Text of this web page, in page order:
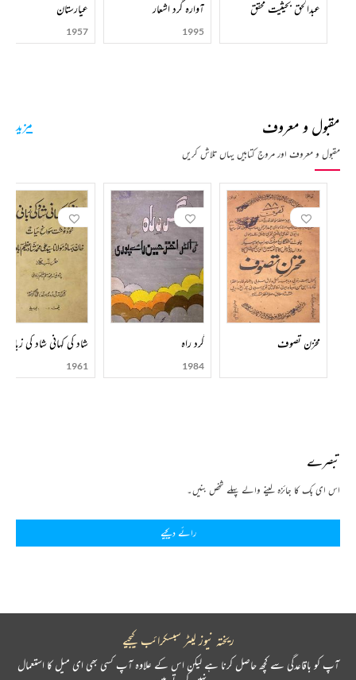
علیحدہ ہوگئے۔
’’آگرہ اخبار‘‘ میں جذبات حسرت کے مصور کے فرضی نام سے آپ کا ایک افسانہ بھی شائع ہوا تھا۔
عنفوان شباب میں شاعری بھی کی اور بعض فارسی اشعار کے اردو ترجمے کئے۔ انگریزی افسانوں کے
ترجمے بھی کئے۔ مگر قاضی صاحب نے خود کو کبھی شاعر یا افسانہ نگار کہنا پسند نہیں کیا۔ اسی لئے انہوں
نے اپنے اشعار اور افسانوں کو قابل اشاعت سمجھا نہ قابل حفاظت۔
قاضی عبدالودود کی شادی 1914ء میں ان کی خواہش کے مطابق شاہ نظام الدین کی صاحبزادی اور خان
بہادر سید ضمیر الدین احمد کی نواسی کے ساتھ انجام پائی۔ ابھی رخصتی بھی نہیں ہوئی تھی کہ ڈیڑھ سال کے
اندر ان کا انتقال ہوگیا۔ 1922ء میں قاضی صاحب کی دوسری شادی پٹنہ کے سربرآوردہ وکیل اور
سرکاری پلیڈر شاہ رشید اللہ کی صاحبزادی سے ہوئی جن کے بطن سے صرف ایک لڑکے قاضی مسعود ہیں
جو بانکی پور میں پٹنہ میں خاندانی جائیداد کی دیکھ بھال کر رہے ہیں۔
1918ء میں مولوی عبدالحق کی ایما پر پٹنہ میں انجمن ترقی اردو کی شاخ قائم کی گئی تھی۔ انگلستان سے
واپسی کے بعد انہوں نے چند احباب کے ساتھ مل کر انجمن کو نئی صورت دی۔ اس نئی صورت میں
لیڈی انیس امام انجمن کی صدر اور قاض عبدالودود سکریٹری منتخب ہوئے اور عرصہ تک اپنا فریضہ
قاضی عبدالودود کی تصانیف کی ایک نامکمل فہرست درج کر رہا ہوں:۔
محقق‘‘ (30)’’فرہنگ آصفیہ پر تبصرہ‘‘ (31)’’مآثر غالب‘‘ (32)’’بہار کے اخبار بہار کی روشنی میں‘‘
غالب کے بارے میں‘‘ (حصہ اوّل) (36)’’کچھ غالب کے بارے میں‘‘(حصہ دوم)
(یہ تمام کتابیں خدا بخش اورینٹل پبلک لائبریری، پٹنہ نے ان ہی ناموں سے شائع کرائی ہیں جن کی
عبدالحق بحیثیت محقق آوارہ گرد اشعار
1995
عیارستان
1957
مقبول و معروف
مقبول و معروف اور مروج کتابیں یہاں تلاش کریں
مزید
مخزن تصوف گرد راہ
1984
شاد کی کہانی شاد کی زبانی
1961
تبصرے
اس ای بک کا جائزہ لینے والے پہلے شخص بنیں۔
رائے دیجیے
ریختہ نیوز لیٹر سبسکرائب کیجیے
آپ کو باقاعدگی سے کچھ حاصل کرنا ہے لیکن اس کے علاوہ آپ کسی بھی ای میل کا استعمال